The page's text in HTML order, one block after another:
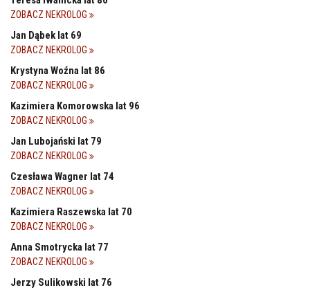
ZOBACZ NEKROLOG
Jan Dąbek lat 69
ZOBACZ NEKROLOG
Krystyna Woźna lat 86
ZOBACZ NEKROLOG
Kazimiera Komorowska lat 96
ZOBACZ NEKROLOG
Jan Lubojański lat 79
ZOBACZ NEKROLOG
Czesława Wagner lat 74
ZOBACZ NEKROLOG
Kazimiera Raszewska lat 70
ZOBACZ NEKROLOG
Anna Smotrycka lat 77
ZOBACZ NEKROLOG
Jerzy Sulikowski lat 76